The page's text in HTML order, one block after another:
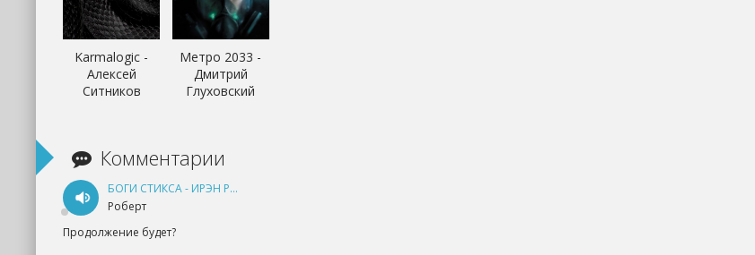
Karmalogic -
Алексей
Ситников
Метро 2033 -
Дмитрий
Глуховский
Комментарии
БОГИ СТИКСА - ИРЭН РУДКЕВИЧ
Роберт
Продолжение будет?